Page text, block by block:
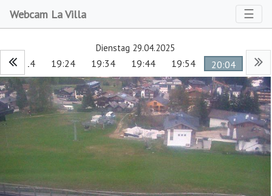
Webcam La Villa ☰
Dienstag 29.04.2025
19:14 19:24 19:34 19:44 19:54 20:04